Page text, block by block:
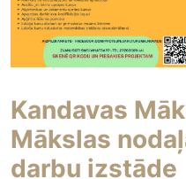
Kandavas
Mākslas
darbu izstāde